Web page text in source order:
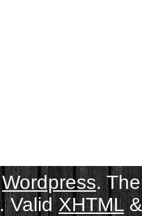
Wordpress.
. ValidXHTML